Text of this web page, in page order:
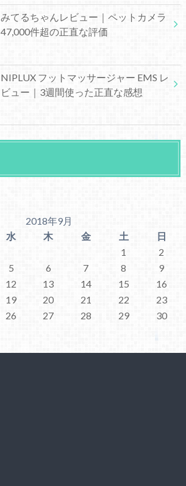
みてるちゃんレビュー｜ペットカメラ
47,000件超の正直な評価
NIPLUX フットマッサージャー EMS レ
ビュー｜3週間使った正直な感想
2018年9月
水 木 金 土
日
1
2
5 6 7 8
9
12 13 14 15
16
19 20 21 22
23
26 27 28 29
30